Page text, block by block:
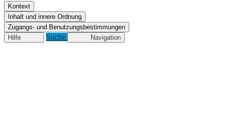
Kontext
Inhalt und innere Ordnung
Zugangs- und Benutzungsbestimmungen
Hilfe
Suche Navigation